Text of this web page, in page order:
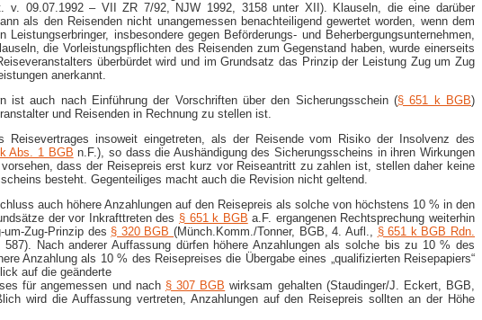
v. 09.07.1992 – VII ZR 7/92, NJW 1992, 3158 unter XII). Klauseln, die eine darüber
als den Reisenden nicht unangemessen benachteiligend gewertet worden, wenn dem
insbesondere gegen Beförderungs- und Beherbergungsunternehmen,
die Vorleistungspflichten des Reisenden zum Gegenstand haben, wurde einerseits
überbürdet wird und im Grundsatz das Prinzip der Leistung Zug um Zug
anerkannt.
ist auch nach Einführung der Vorschriften über den Sicherungsschein (§ 651 k BGB)
und Reisenden in Rechnung zu stellen ist.
insoweit eingetreten, als der Reisende vom Risiko der Insolvenz des
Abs. 1 BGB n.F.), so dass die Aushändigung des Sicherungsscheins in ihren Wirkungen
dass der Reisepreis erst kurz vor Reiseantritt zu zahlen ist, stellen daher keine
besteht. Gegenteiliges macht auch die Revision nicht geltend.
auch höhere Anzahlungen auf den Reisepreis als solche von höchstens 10 % in den
der vor Inkrafttreten des § 651 k BGB a.F. ergangenen Rechtsprechung weiterhin
Zug-Prinzip des § 320 BGB(Münch.Komm./Tonner, BGB, 4. Aufl., § 651 k BGB Rdn.
Nach anderer Auffassung dürfen höhere Anzahlungen als solche bis zu 10 % des
Anzahlung als 10 % des Reisepreises die Übergabe eines „qualifizierten Reisepapiers“
auf die geänderte
für angemessen und nach § 307 BGB wirksam gehalten (Staudinger/J. Eckert, BGB,
wird die Auffassung vertreten, Anzahlungen auf den Reisepreis sollten an der Höhe